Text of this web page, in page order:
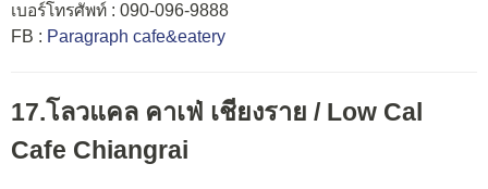
เบอร์โทรศัพท์ : 090-096-9888
FB : Paragraph cafe&eatery
17.โลวแคล คาเฟ่ เชียงราย / Low Cal
Cafe Chiangrai